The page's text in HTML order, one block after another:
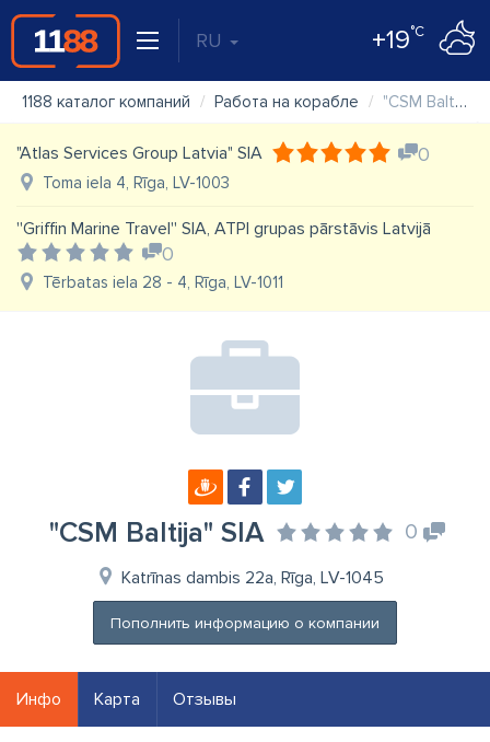
RU +19°C
1188 каталог компаний Работа на корабле "CSM Baltija" SIA
"Atlas Services Group Latvia" SIA 0
Toma iela 4, Rīga, LV-1003
''Griffin Marine Travel'' SIA, ATPI grupas pārstāvis Latvijā
0
Tērbatas iela 28 - 4, Rīga, LV-1011
"CSM Baltija" SIA 0
Katrīnas dambis 22a, Rīga, LV-1045
Пополнить информацию о компании
Инфо Карта Отзывы